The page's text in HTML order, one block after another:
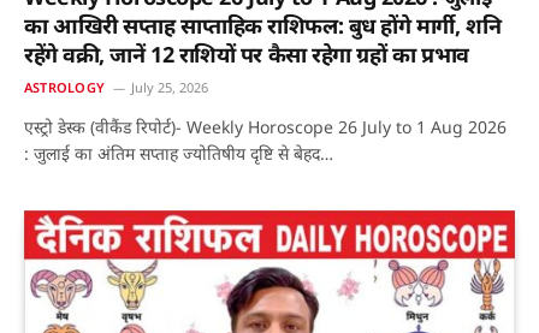
का आखिरी सप्ताह साप्ताहिक राशिफल: बुध होंगे मार्गी, शनि
रहेंगे वक्री, जानें 12 राशियों पर कैसा रहेगा ग्रहों का प्रभाव
ASTROLOGY July 25, 2026
एस्ट्रो डेस्क (वीकैंड रिपोर्ट)- Weekly Horoscope 26 July to 1 Aug 2026
: जुलाई का अंतिम सप्ताह ज्योतिषीय दृष्टि से बेहद…